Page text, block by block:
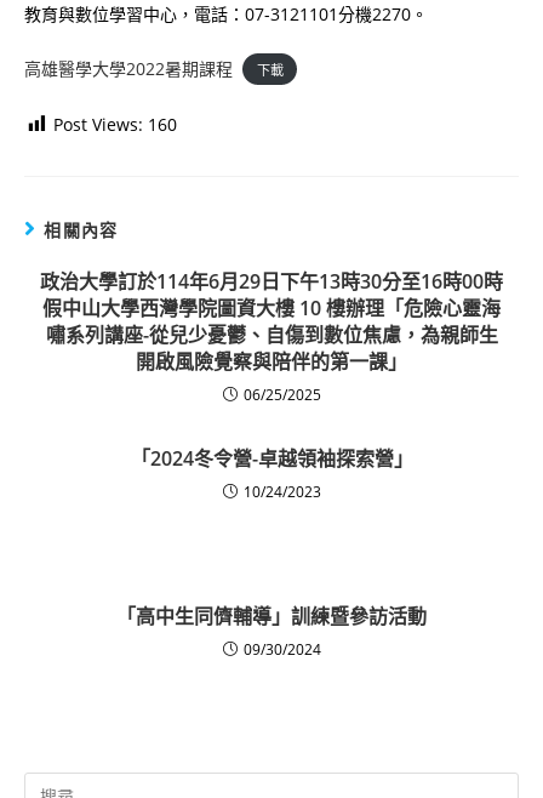
教育與數位學習中心，電話：07-3121101分機2270。
高雄醫學大學2022暑期課程 下載
Post Views: 160
相關內容
政治大學訂於114年6月29日下午13時30分至16時00時
假中山大學西灣學院圖資大樓 10 樓辦理「危險心靈海
嘯系列講座-從兒少憂鬱、自傷到數位焦慮，為親師生
開啟風險覺察與陪伴的第一課」
06/25/2025
「2024冬令營-卓越領袖探索營」
10/24/2023
「高中生同儕輔導」訓練暨參訪活動
09/30/2024
Search